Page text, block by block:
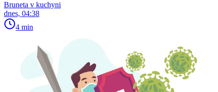
Bruneta v kuchyni
dnes, 04:38
4 min